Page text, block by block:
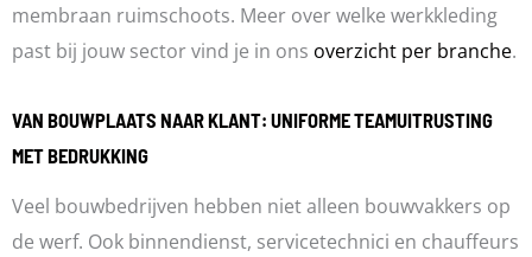
membraan ruimschoots. Meer over welke werkkleding
past bij jouw sector vind je in ons overzicht per branche.
VAN BOUWPLAATS NAAR KLANT: UNIFORME TEAMUITRUSTING
MET BEDRUKKING
Veel bouwbedrijven hebben niet alleen bouwvakkers op
de werf. Ook binnendienst, servicetechnici en chauffeurs